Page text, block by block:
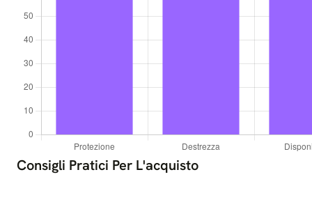
Consigli Pratici Per L'acquisto